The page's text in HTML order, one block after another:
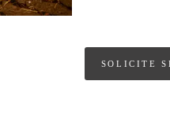
SOLICITE